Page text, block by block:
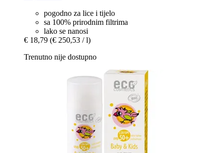
pogodno za lice i tijelo
sa 100% prirodnim filtrima
lako se nanosi
€ 18,79 (€ 250,53 / l)
Trenutno nije dostupno